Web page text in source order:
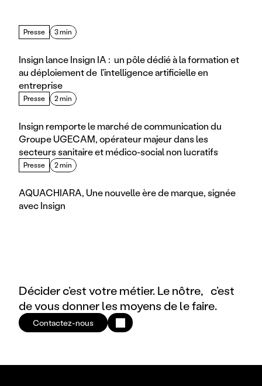
Presse 3 min
Insign lance Insign IA :  un pôle dédié à la formation et
au déploiement de  l'intelligence artificielle en
entreprise
Presse 2 min
Insign remporte le marché de communication du
Groupe UGECAM, opérateur majeur dans les
secteurs sanitaire et médico-social non lucratifs
Presse 2 min
AQUACHIARA, Une nouvelle ère de marque, signée
avec Insign
Décider c’est votre métier. Le nôtre, c’est
de vous donner les moyens de le faire.
Contactez-nous